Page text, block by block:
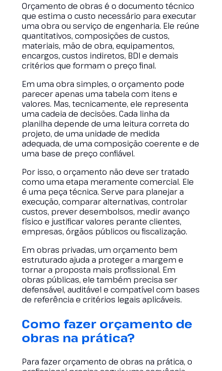
Orçamento de obras é o documento técnico
que estima o custo necessário para executar
uma obra ou serviço de engenharia. Ele reúne
quantitativos, composições de custos,
materiais, mão de obra, equipamentos,
encargos, custos indiretos, BDI e demais
critérios que formam o preço final.
Em uma obra simples, o orçamento pode
parecer apenas uma tabela com itens e
valores. Mas, tecnicamente, ele representa
uma cadeia de decisões. Cada linha da
planilha depende de uma leitura correta do
projeto, de uma unidade de medida
adequada, de uma composição coerente e de
uma base de preço confiável.
Por isso, o orçamento não deve ser tratado
como uma etapa meramente comercial. Ele
é uma peça técnica. Serve para planejar a
execução, comparar alternativas, controlar
custos, prever desembolsos, medir avanço
físico e justificar valores perante clientes,
empresas, órgãos públicos ou fiscalização.
Em obras privadas, um orçamento bem
estruturado ajuda a proteger a margem e
tornar a proposta mais profissional. Em
obras públicas, ele também precisa ser
defensável, auditável e compatível com bases
de referência e critérios legais aplicáveis.
Como fazer orçamento de
obras na prática?
Para fazer orçamento de obras na prática, o